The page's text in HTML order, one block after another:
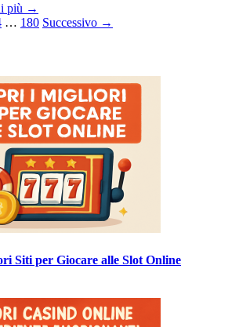
più →
… 180 Successivo →
Siti per Giocare alle Slot Online